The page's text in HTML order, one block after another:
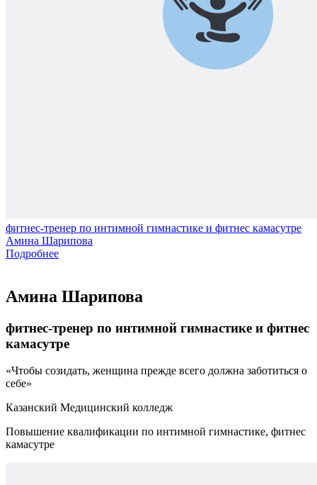
фитнес-тренер по интимной гимнастике и фитнес камасутре
Амина Шарипова
Подробнее
Амина Шарипова
фитнес-тренер по интимной гимнастике и фитнес
камасутре
Чтобы созидать, женщина прежде всего должна заботиться о
себе
Казанский Медицинский колледж
Повышение квалификации по интимной гимнастике, фитнес
камасутре